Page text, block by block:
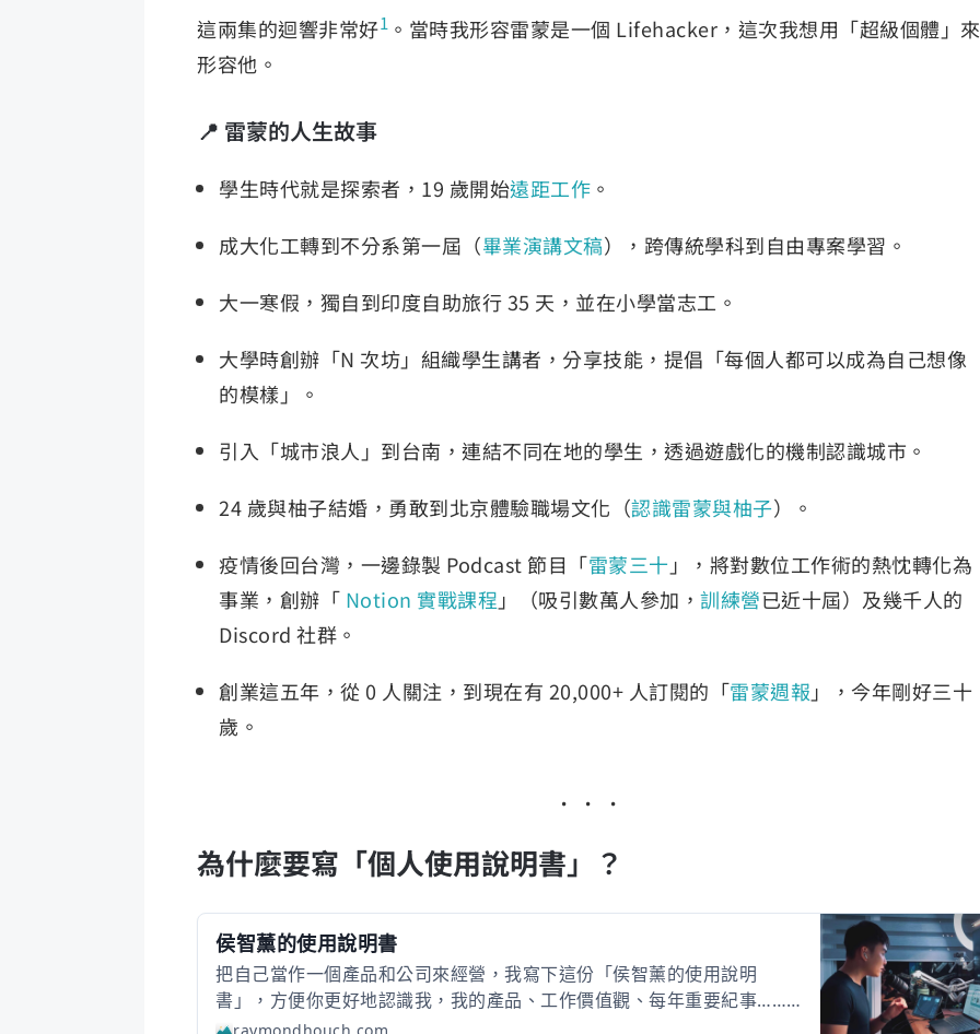
這兩集的迴響非常好1 。當時我形容雷蒙是一個 Lifehacker，這次我想用「超級個體」來
形容他。
📍 雷蒙的人生故事
學生時代就是探索者，19 歲開始遠距工作 。
成大化工轉到不分系第一屆（畢業演講文稿），跨傳統學科到自由專案學習。
大一寒假，獨自到印度自助旅行 35 天，並在小學當志工。
大學時創辦「N 次坊」組織學生講者，分享技能，提倡「每個人都可以成為自己想像
的模樣」。
引入「城市浪人」到台南，連結不同在地的學生，透過遊戲化的機制認識城市。
24 歲與柚子結婚，勇敢到北京體驗職場文化（認識雷蒙與柚子）。
疫情後回台灣，一邊錄製 Podcast 節目「雷蒙三十 」，將對數位工作術的熱忱轉化為
事業，創辦「 Notion 實戰課程 」（吸引數萬人參加， 訓練營已近十屆）及幾千人的
Discord 社群。
創業這五年，從 0 人關注，到現在有 20,000+ 人訂閱的「雷蒙週報 」，今年剛好三十
歲。
為什麼要寫「個人使用說明書」？
侯智薰的使用說明書
把自己當作一個產品和公司來經營，我寫下這份「侯智薰的使用說明
書」，方便你更好地認識我，我的產品、工作價值觀、每年重要紀事……
等，更好地和我交流、合作。 以下是我的簡易 Wiki，包含我的產品、工